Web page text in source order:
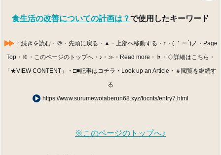
食生活の改善についての計画は？で使用したキーワード
∴続きを読む・＠・先頭に戻る・▲・上部へ移動する・↑・( ｀ー´)ノ・Page
Top・※・このページのトップへ・♪・≫・Read more・♭・◇詳細はこちら・
「★VIEW CONTENT」・□■記事はコチラ・Look up an Article・＃閲覧を継続す
る
https://www.surumewotaberun68.xyz/focnts/entry7.html
※このページのトップへ♪